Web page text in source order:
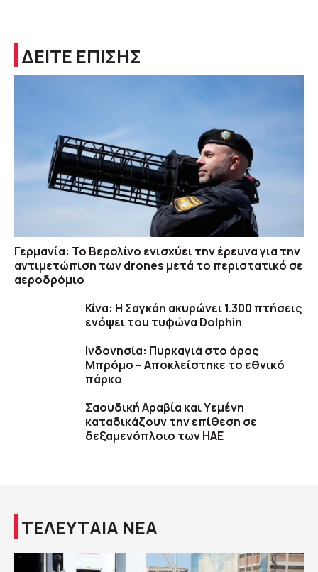
ΔΕΙΤΕ ΕΠΙΣΗΣ
Γερμανία: Το Βερολίνο ενισχύει την έρευνα για την
αντιμετώπιση των drones μετά το περιστατικό σε
αεροδρόμιο
Κίνα: Η Σαγκάη ακυρώνει 1.300 πτήσεις
ενόψει του τυφώνα Dolphin
Ινδονησία: Πυρκαγιά στο όρος
Μπρόμο – Αποκλείστηκε το εθνικό
πάρκο
Σαουδική Αραβία και Υεμένη
καταδικάζουν την επίθεση σε
δεξαμενόπλοιο των ΗΑΕ
ΤΕΛΕΥΤΑΙΑ ΝΕΑ